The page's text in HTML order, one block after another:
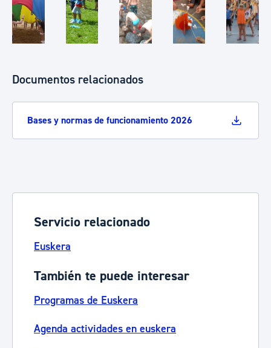
Documentos relacionados
Bases y normas de funcionamiento 2026
Servicio relacionado
Euskera
También te puede interesar
Programas de Euskera
Agenda actividades en euskera